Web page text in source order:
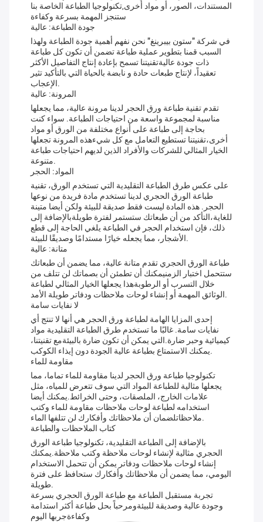
المستندات، الصور، أو مواد أخرى,تكنولوجيا الطباعة الخاصة بنا
ستنجز المهمة بسرعة وكفاءة
جودة الطباعة: عالية
في شركة "ستون بيبرينغ" نحن نفهم أهمية جودة الطباعة ولهذا
السبب قمنا بتطوير عملية طباعة تضمن أن تكون كل طباعة
ذات جودة عاليةتقنيتنا تسمح بإعادة إنتاج التفاصيل الأكثر
تعقيداً، لإنتاج طبعات حادة و نابضة بالحياة التي بالتأكيد تثير
الإعجاب.
المرونة: عالية
تقدم تقنية طباعة ورق الحجر لدينا مرونة عالية، مما يجعلها
مناسبة لمجموعة واسعة من احتياجات الطباعة. سواء كنت
بحاجة إلى طباعة على أنواع مختلفة من الورق أو مواد
أخرى،تقنيتنا تستطيع التعامل مع كل شيءهذه المرونة تجعلها
الخيار المثالي للشركات والأفراد الذين لديهم احتياجات طباعة
متنوعة.
المواد: الحجر
على عكس طرق الطباعة التقليدية التي تستخدم الورق، تقنية
طباعة الورق الحجري لدينا تستخدم مادة فريدة من نوعها
الحجر. هذه المادة ليست فقط صديقة للبيئة ولكن أيضا متينة
للغاية،التأكد من أن طبعاتك ستستمر لفترة طويلةبالإضافة إلى
ذلك، فإن استخدام الحجر في الطباعة يلغي الحاجة إلى قطع
الأشجار، مما يجعله خيارًا مستدامًا وصديقًا للبيئة.
متانة: عالية
طباعة الورق الحجري تقدم متانة عالية، مما يضمن أن طبعاتك
ستتحمل اختبار الزمنيمكنك أن تطمئن أن بصماتك لن تتلف من
خلال التسرب أو الرطوبةهذا يجعلها الخيار المثالي لطباعة
الوثائق المهمة أو إنشاء لوحات ملاحظات ودفاتر طويلة الأمد.
لا نفايات سامة
إحدى المزايا الهامة لطباعة ورق الحجر هي أنها لا تنتج أي
نفايات سامة. غالبًا ما تستخدم طرق الطباعة التقليدية مواد
كيميائية وحبر ضارة.التي يمكن أن تكون ضارة بالبيئةمع تقنيتنا،
يمكنك الاستمتاع بطباعة عالية الجودة دون إيذاء الكوكب.
مقاومة للماء
تكنولوجيا طباعة ورق الحجر لدينا مقاومة للماء تماما، مما
يجعلها مثالية للطباعة المواد التي سوف تتعرض للمياه، مثل
علامات الخارج، الملصقات، وحتى الخرائط.يمكنك أيضا
استخدامه لطباعة لوحات ملاحظات مقاومة للماء وكتب
ملاحظاتلضمان أن ملاحظاتك وأفكارك لن تتلفها الماء.
كتاب الملاحظات والطباعة
بالإضافة إلى الطباعة التقليدية، تكنولوجيا طباعة الورق
الحجري مثالية لإنشاء لوحات ملاحظة وكتب ملاحظة.يمكنك
إنشاء لوحات ملاحظات ودفاتر يمكن أن تتحمل الاستخدام
اليومي، مما يضمن أن ملاحظاتك وأفكارك ستحافظ على فترة
طويلة.
تجربة مستقبل الطباعة مع طباعة الورق الحجري بسرعة
وجودة عالية وصديقة للبيئةومرحباً بحل طباعة أكثر استدامة
وكفاءةجربها اليوم